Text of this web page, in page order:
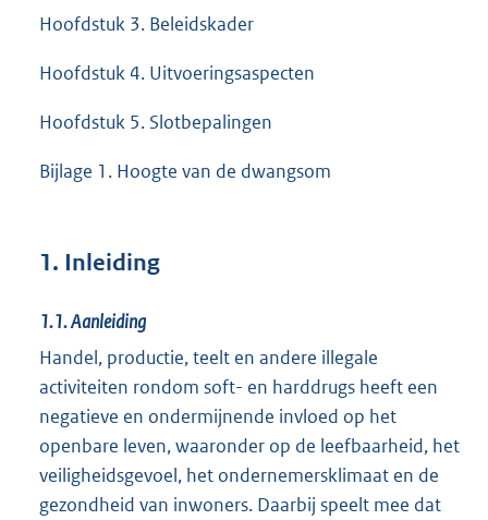
Hoofdstuk 3. Beleidskader
Hoofdstuk 4. Uitvoeringsaspecten
Hoofdstuk 5. Slotbepalingen
Bijlage 1. Hoogte van de dwangsom
1. Inleiding
1.1.Aanleiding
Handel, productie, teelt en andere illegale
activiteiten rondom soft- en harddrugs heeft een
negatieve en ondermijnende invloed op het
openbare leven, waaronder op de leefbaarheid, het
veiligheidsgevoel, het ondernemersklimaat en de
gezondheid van inwoners. Daarbij speelt mee dat